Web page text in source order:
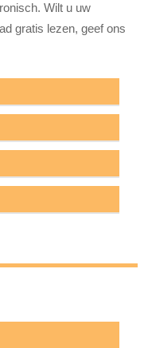
Wilt u uw
gratis lezen, geef ons